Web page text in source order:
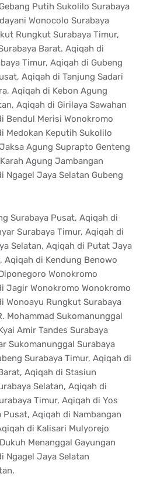
Putih Sukolilo Surabaya
Wonocolo Surabaya
Rungkut Surabaya Timur,
Barat. Aqiqah di
Timur, Aqiqah di Gubeng
Aqiqah di Tanjung Sadari
Aqiqah di Kebon Agung
Aqiqah di Girilaya Sawahan
Bendul Merisi Wonokromo
Medokan Keputih Sukolilo
Agung Suprapto Genteng
Agung Jambangan
Ngagel Jaya Selatan Gubeng
Surabaya Pusat, Aqiqah di
Surabaya Timur, Aqiqah di
Selatan, Aqiqah di Putat Jaya
Aqiqah di Kendung Benowo
Wonokromo
Jagir Wonokromo Wonokromo
Wonoayu Rungkut Surabaya
Mohammad Sukomanunggal
Amir Tandes Surabaya
Sukomanunggal Surabaya
Surabaya Timur, Aqiqah di
Aqiqah di Stasiun
Selatan, Aqiqah di
Timur, Aqiqah di Yos
Aqiqah di Nambangan
di Kalisari Mulyorejo
Menanggal Gayungan
Ngagel Jaya Selatan